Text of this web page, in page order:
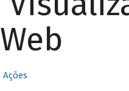
Web
Ações